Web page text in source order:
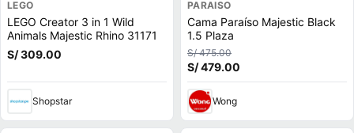
LEGO
LEGO Creator 3 in 1 Wild
Animals Majestic Rhino 31171
S/ 309.00
Shopstar
PARAISO
Cama Paraíso Majestic Black
1.5 Plaza
S/ 475.00
S/ 479.00
Wong